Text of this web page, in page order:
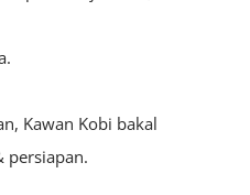
Kawan Kobi bakal
persiapan.